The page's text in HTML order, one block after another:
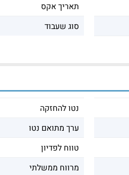
תאריך אקס
סוג שעבוד
נטו להחזקה
ערך מתואם נטו
טווח לפדיון
מרווח ממשלתי